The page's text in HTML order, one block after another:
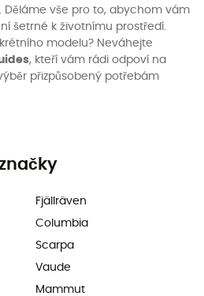
. Děláme vše pro to, abychom vám
šetrné k životnímu prostředí.
modelu? Neváhejte
, kteří vám rádi odpoví na
přizpůsobený potřebám
Fjällräven
Columbia
Scarpa
Vaude
Mammut